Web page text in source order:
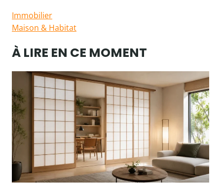
Immobilier
Maison & Habitat
À LIRE EN CE MOMENT